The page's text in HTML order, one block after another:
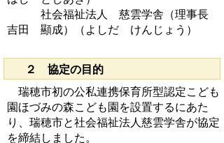
社会福祉法人 慈雲学舎（理事長
吉田 顯成）（よしだ けんじょう）
２ 協定の目的
瑞穂市初の公私連携保育所型認定こども
園ほづみの森こども園を設置するにあた
り、瑞穂市と社会福祉法人慈雲学舎が協定
を締結しました。